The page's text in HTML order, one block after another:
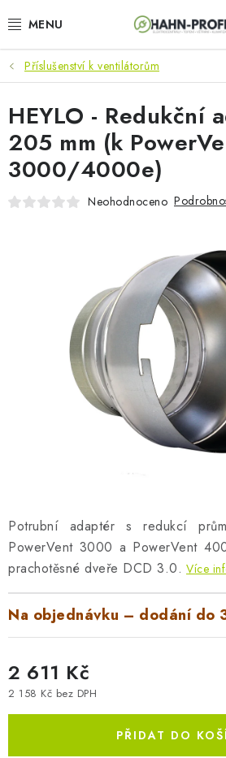
na
KLIMATIZACE
ELEKTROCENTRÁLY
ZAHRADNÍ TECHNIKA
STAVEBNÍ TECHNIKA
AKUMULAČNÍ KAMNA
ELEKTRICKÉ KRBY
Ceny přepravy
Ochrana osobních
Náhradní díly Könner & Söhnen
Slovník pojmů
Zpětný odběr
Návody
Novinky Blog Reference
Příslušenství k ventilátorům
Potrubní adaptér s redukcí
PowerVent 3000 a PowerVent
prachotěsné dveře DCD 3.0. Více
Na objednávku – dodání do
2 611 Kč
2 158 Kč bez DPH
PŘIDAT DO
HEYLO - Redukční
205 mm (k
3000/4000e)
Neohodnoceno